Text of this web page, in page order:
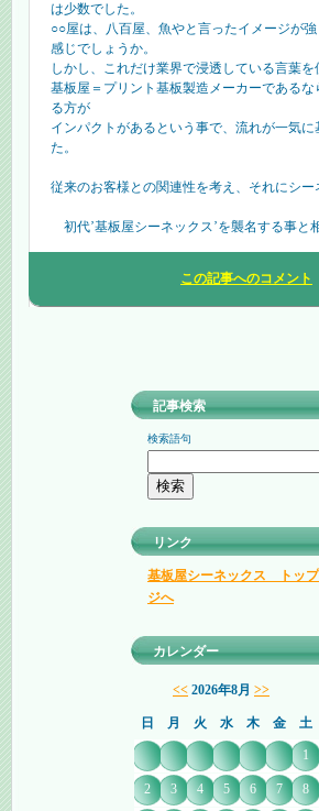
は少数でした。
○○屋は、八百屋、魚やと言ったイメージが
感じでしょうか。
しかし、これだけ業界で浸透している言葉を
基板屋＝プリント基板製造メーカーである
る方が
インパクトがあるという事で、流れが一気に
た。
従来のお客様との関連性を考え、それにシー
初代’基板屋シーネックス’を襲名する事と
この記事へのコメント
記事検索
検索語句
リンク
基板屋シーネックス トッ
ジへ
カレンダー
<< 2026年8月 >>
日 月 火 水 木 金 土
1
2 3 4 5 6 7 8